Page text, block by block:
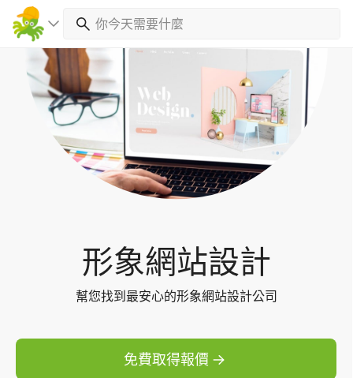
形象網站設計
幫您找到最安心的形象網站設計公司
免費取得報價